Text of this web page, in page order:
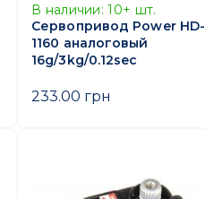
В наличии: 10+ шт.
Сервопривод Power HD-
1160 аналоговый
16g/3kg/0.12sec
233.00 грн